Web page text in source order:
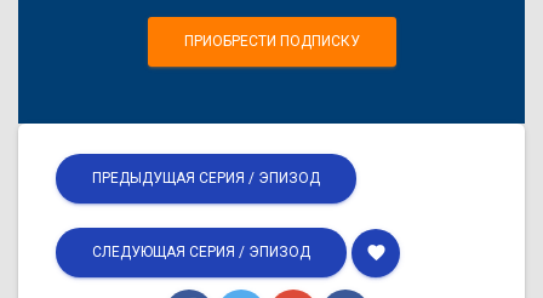
ПРИОБРЕСТИ ПОДПИСКУ
ПРЕДЫДУЩАЯ СЕРИЯ / ЭПИЗОД
СЛЕДУЮЩАЯ СЕРИЯ / ЭПИЗОД favorite